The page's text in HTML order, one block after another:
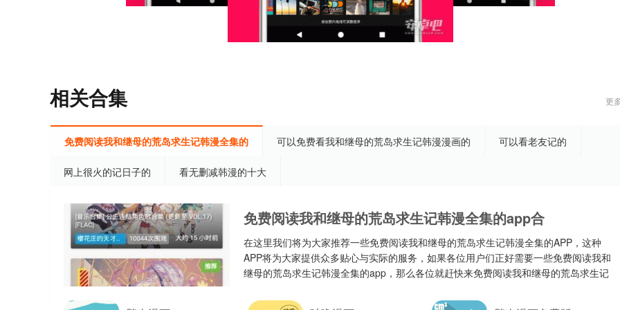
相关合集 更
免费阅读我和继母的荒岛求生记韩漫全集的 可以免费看我和继母的荒岛求生记韩漫漫画的 可以看老友记的
网上很火的记日子的 看无删减韩漫的十大
免费阅读我和继母的荒岛求生记韩漫全集的app合
集
在这里我们将为大家推荐一些免费阅读我和继母的荒岛求生记韩漫全集的APP，这种
APP将为大家提供众多贴心与实际的服务，如果各位用户们正好需要一些免费阅读我和
继母的荒岛求生记韩漫全集的app，那么各位就赶快来免费阅读我和继母的荒岛求生记